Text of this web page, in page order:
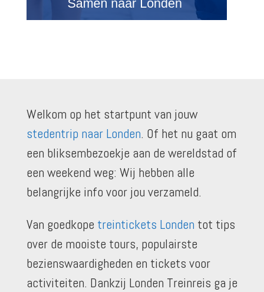
Welkom op het startpunt van jouw
stedentrip naar Londen. Of het nu gaat om
een bliksembezoekje aan de wereldstad of
een weekend weg: Wij hebben alle
belangrijke info voor jou verzameld.
Van goedkope treintickets Londen tot tips
over de mooiste tours, populairste
bezienswaardigheden en tickets voor
activiteiten. Dankzij Londen Treinreis ga je